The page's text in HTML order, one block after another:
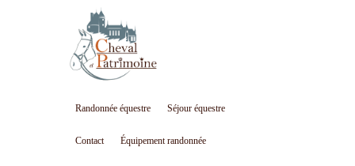
Randonnée équestre Séjour équestre
Contact Équipement randonnée